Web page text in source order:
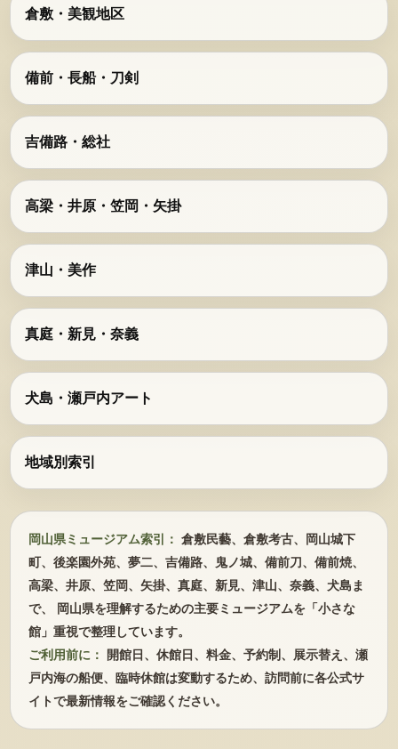
倉敷・美観地区
備前・長船・刀剣
吉備路・総社
高梁・井原・笠岡・矢掛
津山・美作
真庭・新見・奈義
犬島・瀬戸内アート
地域別索引
岡山県ミュージアム索引： 倉敷民藝、倉敷考古、岡山城下
町、後楽園外苑、夢二、吉備路、鬼ノ城、備前刀、備前焼、
高梁、井原、笠岡、矢掛、真庭、新見、津山、奈義、犬島ま
で、 岡山県を理解するための主要ミュージアムを「小さな
館」重視で整理しています。
ご利用前に：
開館日、休館日、料金、予約制、展示替え、瀬
戸内海の船便、臨時休館は変動するため、訪問前に各公式サ
イトで最新情報をご確認ください。